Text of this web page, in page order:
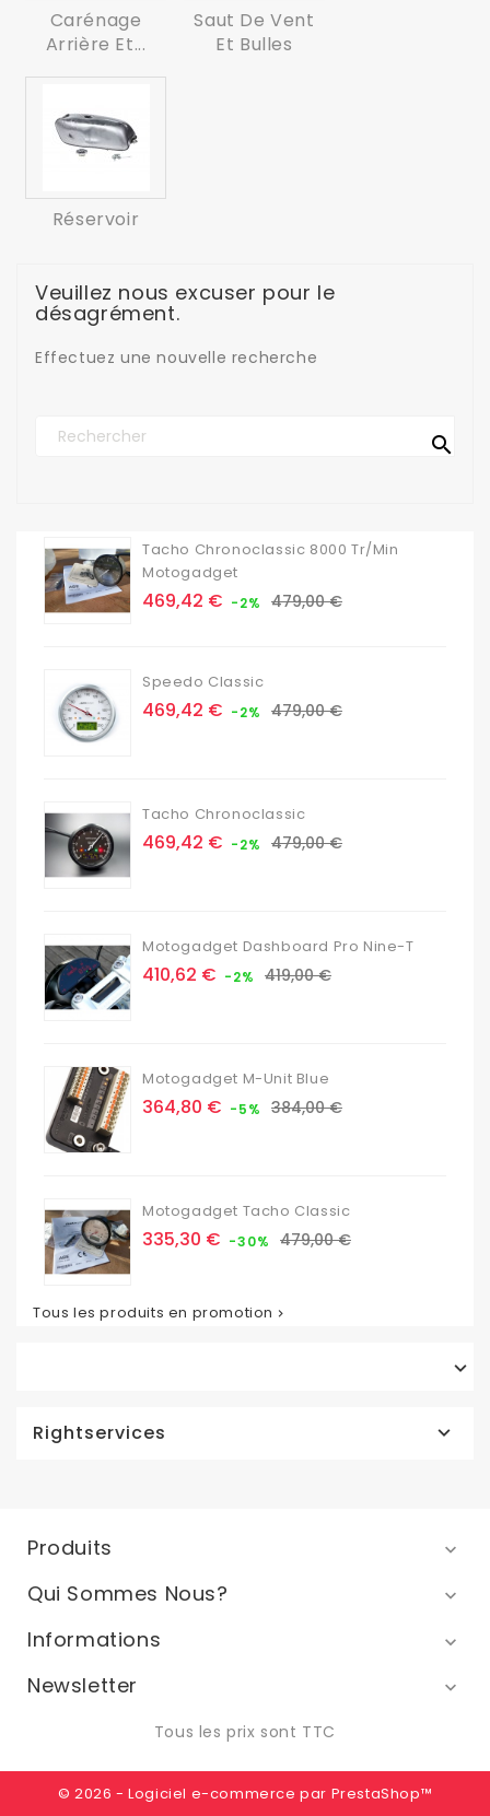
Carénage
Arrière Et...
Saut De Vent
Et Bulles
Réservoir
Veuillez nous excuser pour le
désagrément.
Effectuez une nouvelle recherche

Tacho Chronoclassic 8000 Tr/min
Motogadget
Prix
469,42 € -2% Prix
479,00 €
Speedo Classic
Prix
469,42 € -2% Prix
479,00 €
Tacho Chronoclassic
Prix
469,42 € -2% Prix
479,00 €
Motogadget Dashboard Pro Nine-T
Prix
410,62 € -2% Prix
419,00 €
Motogadget M-Unit Blue
Prix
364,80 € -5% Prix
384,00 €
Motogadget Tacho Classic
Prix
335,30 € -30% Prix
479,00 €
Tous les produits en promotion 

Rightservices 
Produits 
Qui Sommes Nous? 
Informations 
Newsletter

Tous les prix sont TTC
© 2026 - Logiciel e-commerce par PrestaShop™